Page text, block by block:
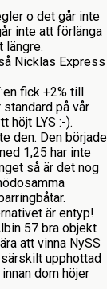
o det går inte
inte att förlänga
längre.
Nicklas Express
fick +2% till
på vår
höjt LYS :-).
den. Den började
1,25 har inte
så är det nog
är entyp!
57 bra objekt
att vinna NySS
upphottad
dom höjer